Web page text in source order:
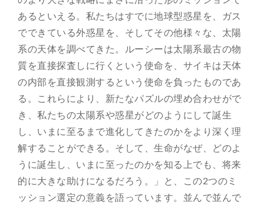
あるといえる。私たちはすでに地球型惑星を、ガス
でできている外惑星を、そしてその他様々な、太陽
系の天体を調べてきた。ルーシーは太陽系最古の物
質を直接探査しに行くという使命を、サイキは天体
の内部を直接観測するという使命を負ったものであ
る。これらにより、新たなパズルの埋め合わせがで
き、私たちの太陽系や惑星がどのようにして誕生
し、いまに至るまで進化してきたのかをより深く理
解することができる。そして、生命がなぜ、どのよ
うに誕生し、いまに至ったのかを知る上でも、将来
的に大きな助けになるだろう。」と、この2つのミ
ッション選定の意義を語っています。並んで並んで